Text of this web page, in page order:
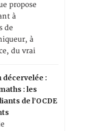
propose
à
de
à
du vrai
:
: les
de l’OCDE